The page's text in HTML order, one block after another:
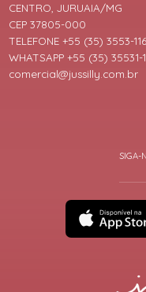
CENTRO, JURUAIA/MG
CEP 37805-000
TELEFONE +55 (35) 3553-
WHATSAPP +55 (35) 35531-
comercial@jussilly.com.br